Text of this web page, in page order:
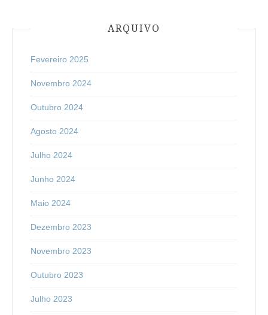
ARQUIVO
Fevereiro 2025
Novembro 2024
Outubro 2024
Agosto 2024
Julho 2024
Junho 2024
Maio 2024
Dezembro 2023
Novembro 2023
Outubro 2023
Julho 2023